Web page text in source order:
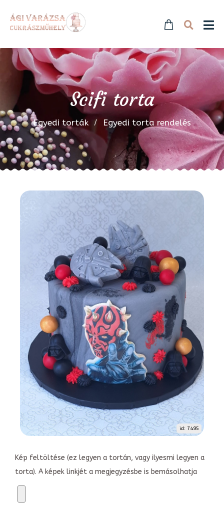
Scifi torta
Egyedi torták Egyedi torta rendelés
id: 7495
Kép feltöltése (ez legyen a tortán, vagy ilyesmi legyen a
torta). A képek linkjét a megjegyzésbe is bemásolhatja